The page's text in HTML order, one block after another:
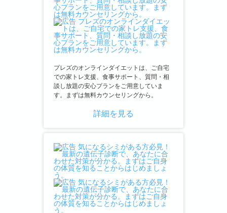
プレズのオンラインダイエットは、ご自宅
での家トレ支援、食事サポート、質問・相
談し放題の安心プランをご用意していま
す。まずは無料カウンセリングから。
詳細を見る